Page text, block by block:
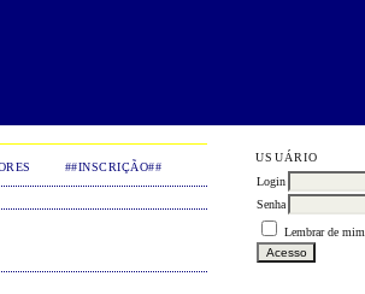
USUÁRIO
Login
Senha
Lembrar de mim
##INSCRIÇÃO##